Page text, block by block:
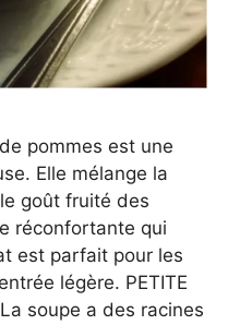
pommes est une
Elle mélange la
goût fruité des
réconfortante qui
est parfait pour les
légère. PETITE
La soupe a des racines